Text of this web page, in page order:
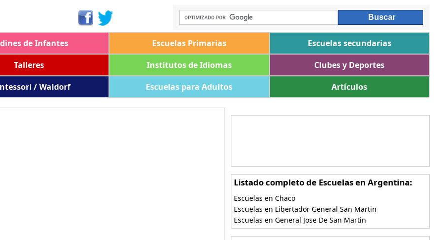
de Infantes Escuelas Primarias
Escuelas secundarias
Talleres Institutos de Idiomas
Clubes y Deportes
/ Waldorf Escuelas para Adultos Artículos
Listado completo de Escuelas en Argentina:
Escuelas en Chaco
Escuelas en Libertador General San Martin
Escuelas en General Jose De San Martin